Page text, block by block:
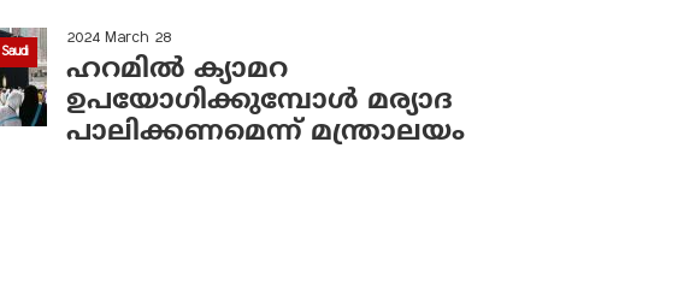
Saudi
2024 March 28
ഹറമില്‍ ക്യാമറ
ഉപയോഗിക്കുമ്പോള്‍ മര്യാദ
പാലിക്കണമെന്ന് മന്ത്രാലയം